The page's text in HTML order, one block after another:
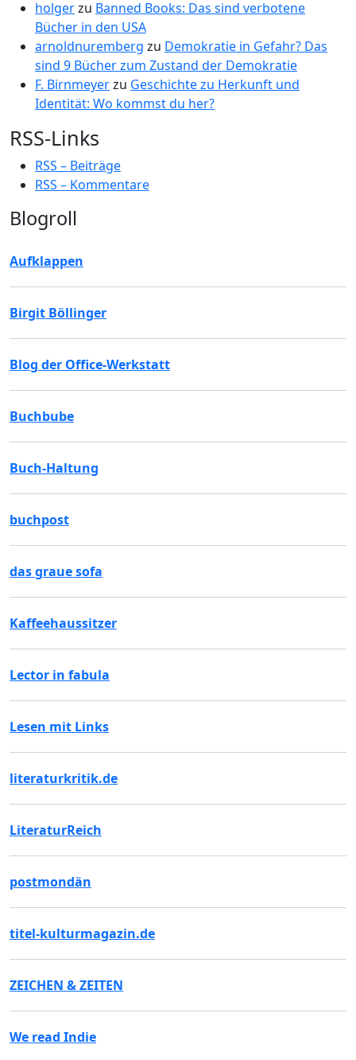
holgerzu Banned Books: Das sind verbotene
Bücher in den USA
arnoldnuremberg zu Demokratie in Gefahr? Das
sind 9 Bücher zum Zustand der Demokratie
F. Birnmeyerzu Geschichte zu Herkunft und
Identität: Wo kommst du her?
RSS-Links
RSS – Beiträge
RSS – Kommentare
Blogroll
Aufklappen
Birgit Böllinger
Blog der Office-Werkstatt
Buchbube
Buch-Haltung
buchpost
das graue sofa
Kaffeehaussitzer
Lector in fabula
Lesen mit Links
literaturkritik.de
LiteraturReich
postmondän
titel-kulturmagazin.de
ZEICHEN & ZEITEN
We read Indie